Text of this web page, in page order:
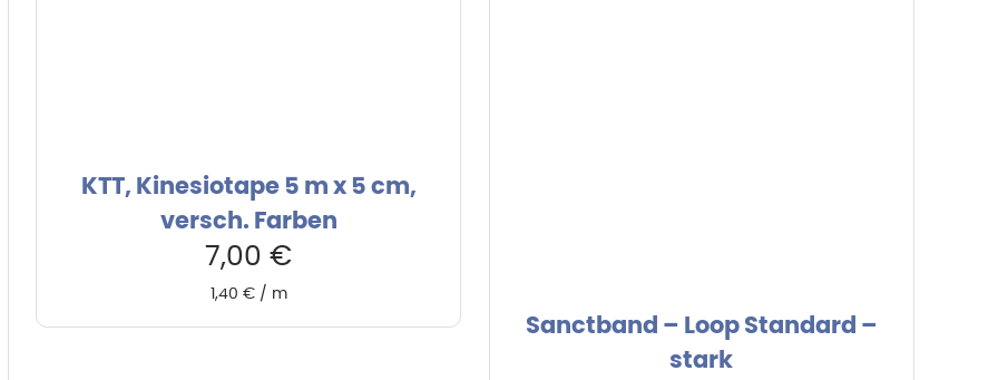
KTT, Kinesiotape 5 m x 5 cm,
versch. Farben
7,00€
1,40 €/ m
Sanctband – Loop Standard –
stark